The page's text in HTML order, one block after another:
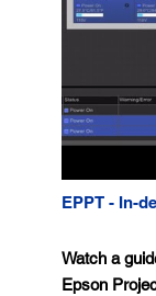
EPPT - In-
Watch a
Epson